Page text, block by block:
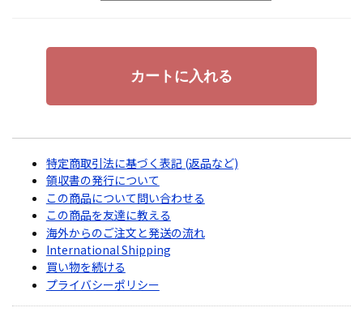
特定商取引法に基づく表記 (返品など)
領収書の発行について
この商品について問い合わせる
この商品を友達に教える
海外からのご注文と発送の流れ
International Shipping
買い物を続ける
プライバシーポリシー